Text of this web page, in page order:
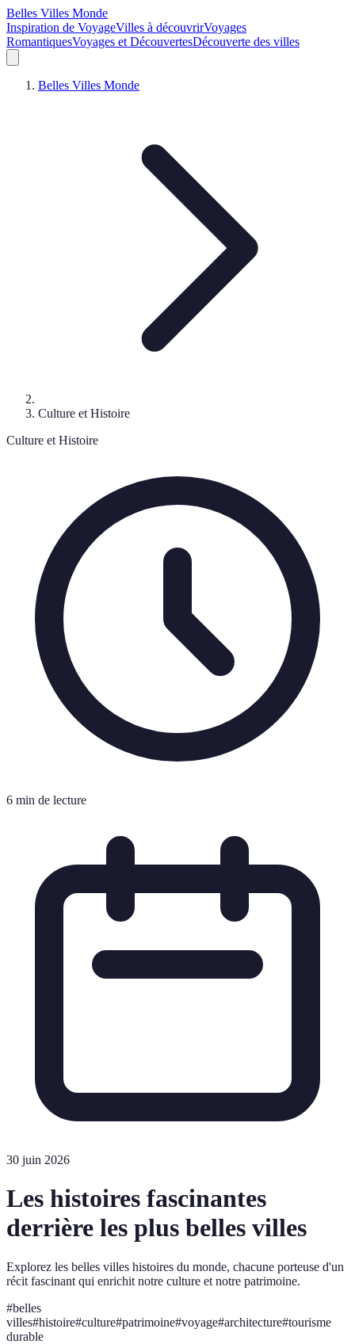
Belles Villes Monde
Inspiration de VoyageVilles à découvrirVoyages
RomantiquesVoyages et DécouvertesDécouverte des villes
Belles Villes Monde
Culture et Histoire
Culture et Histoire
6 min de lecture
30 juin 2026
Les histoires fascinantes
derrière les plus belles villes
Explorez les belles villes histoires du monde, chacune porteuse d'un
récit fascinant qui enrichit notre culture et notre patrimoine.
#belles
villes#histoire#culture#patrimoine#voyage#architecture#tourisme
durable